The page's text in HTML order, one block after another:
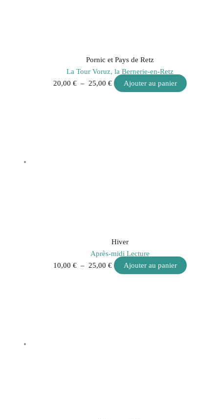
Pornic et Pays de Retz
La Tour Voruz, la Bernerie-en-Retz
20,00€ – 25,00€ Ajouter au panier
Hiver
Après-midi Lecture
10,00€ – 25,00€ Ajouter au panier